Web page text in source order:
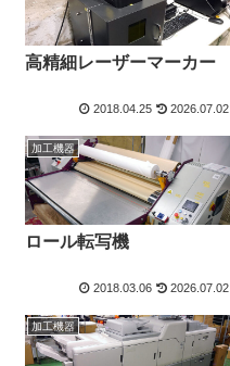
高精細レーザーマーカー
2018.04.25 2026.07.02
加工機器
ロール転写機
2018.03.06 2026.07.02
加工機器